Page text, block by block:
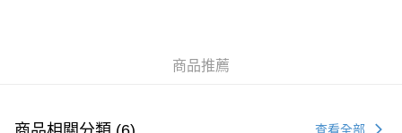
商品推薦
查看全部